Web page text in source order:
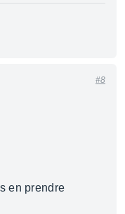
#8
en prendre